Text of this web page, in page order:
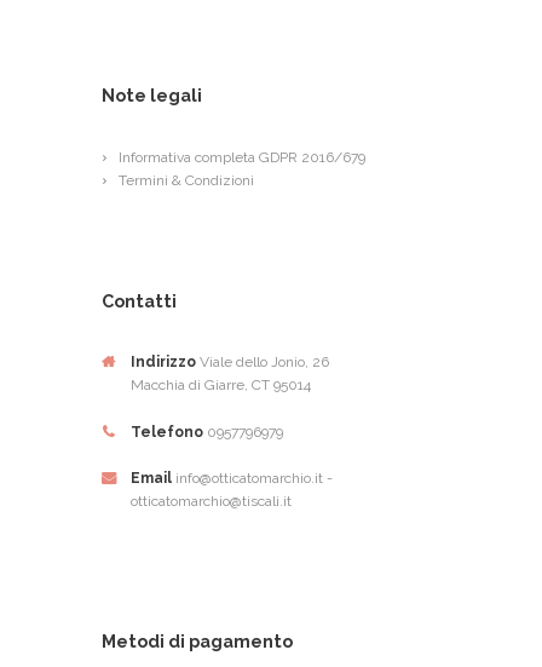
Note legali
Informativa completa GDPR 2016/679
Termini & Condizioni
Contatti
Indirizzo Viale dello Jonio, 26
Macchia di Giarre, CT 95014
Telefono 0957796979
Email info@otticatomarchio.it -
otticatomarchio@tiscali.it
Metodi di pagamento